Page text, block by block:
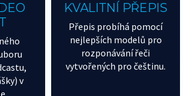
v
KVALITNÍ PŘEPIS
Přepis probíhá pomocí
nejlepších modelů pro
rozponávání řeči
vytvořených pro češtinu.